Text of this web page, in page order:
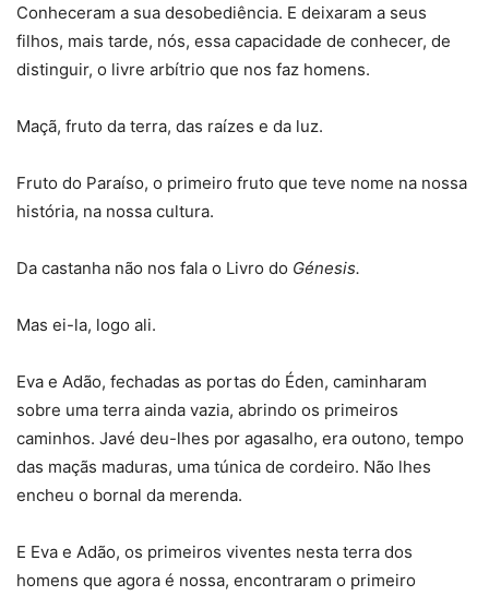
Conheceram a sua desobediência. E deixaram a seus
filhos, mais tarde, nós, essa capacidade de conhecer, de
distinguir, o livre arbítrio que nos faz homens.
Maçã, fruto da terra, das raízes e da luz.
Fruto do Paraíso, o primeiro fruto que teve nome na nossa
história, na nossa cultura.
Da castanha não nos fala o Livro do Génesis.
Mas ei-la, logo ali.
Eva e Adão, fechadas as portas do Éden, caminharam
sobre uma terra ainda vazia, abrindo os primeiros
caminhos. Javé deu-lhes por agasalho, era outono, tempo
das maçãs maduras, uma túnica de cordeiro. Não lhes
encheu o bornal da merenda.
E Eva e Adão, os primeiros viventes nesta terra dos
homens que agora é nossa, encontraram o primeiro